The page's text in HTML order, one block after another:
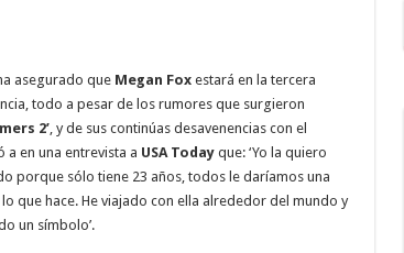
asegurado que Megan Foxestará en la tercera
todo a pesar de los rumores que surgieron
2’, y de sus continúas desavenencias con el
en una entrevista a USA Todayque: ‘Yo la quiero
porque sólo tiene 23 años, todos le daríamos una
que hace. He viajado con ella alrededor del mundo y
un símbolo’.